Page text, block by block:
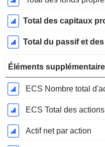
Total des capitaux
Total du passif et
Éléments
ECS Total des
Actif net par action